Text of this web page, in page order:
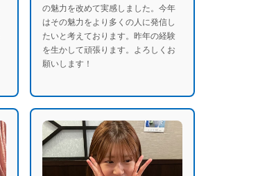
の魅力を改めて実感しました。今年
はその魅力をより多くの人に発信し
たいと考えております。昨年の経験
を生かして頑張ります。よろしくお
願いします！